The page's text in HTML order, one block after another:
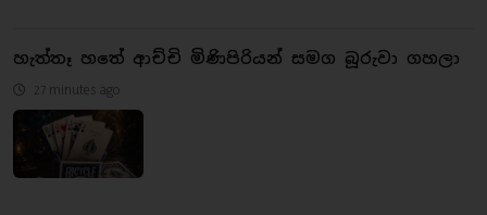
හැත්තෑ හතේ ආච්චි මිණිපිරියන් සමග බූරුවා ගහලා
27 minutes ago